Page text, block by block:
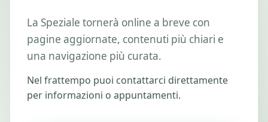
La Speziale tornerà online a breve con
pagine aggiornate, contenuti più chiari e
una navigazione più curata.
Nel frattempo puoi contattarci direttamente
per informazioni o appuntamenti.